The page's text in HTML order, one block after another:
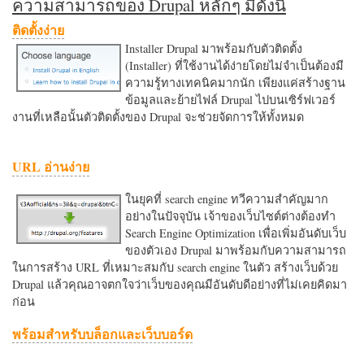
ความสามารถของ Drupal หลักๆ มีดังนี้
ติดตั้งง่าย
Installer Drupal มาพร้อมกับตัวติดตั้ง
(Installer) ที่ใช้งานได้ง่ายโดยไม่จำเป็นต้องมี
ความรู้ทางเทคนิคมากนัก เพียงแค่สร้างฐาน
ข้อมูลและย้ายไฟล์ Drupal ไปบนเซิร์ฟเวอร์
งานที่เหลือนั้นตัวติดตั้งของ Drupal จะช่วยจัดการให้ทั้งหมด
URL อ่านง่าย
ในยุคที่ search engine ทวีความสำคัญมาก
อย่างในปัจจุบัน เจ้าของเว็บไซต์ต่างต้องทำ
Search Engine Optimization เพื่อเพิ่มอันดับเว็บ
ของตัวเอง Drupal มาพร้อมกับความสามารถ
ในการสร้าง URL ที่เหมาะสมกับ search engine ในตัว สร้างเว็บด้วย
Drupal แล้วคุณอาจตกใจว่าเว็บของคุณมีอันดับดีอย่างที่ไม่เคยคิดมา
ก่อน
พร้อมสำหรับบล็อกและเว็บบอร์ด